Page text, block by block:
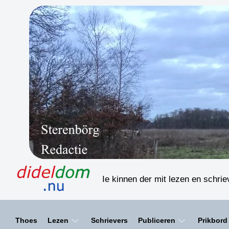
Ie kinnen der mit lezen en
Thoes Lezen Schrievers Publiceren Prikbord